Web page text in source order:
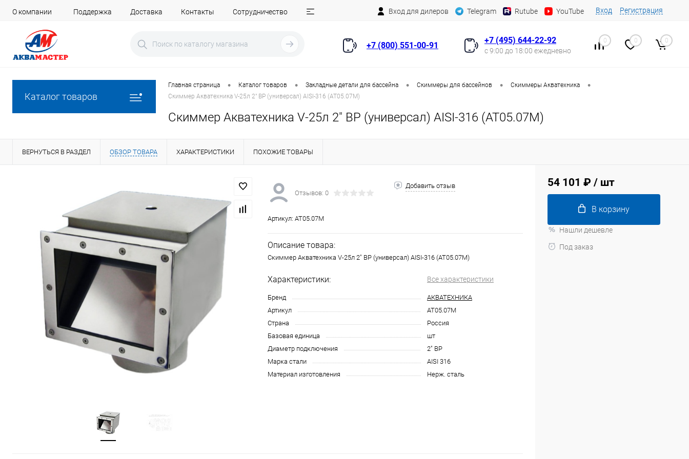
О компании Поддержка Доставка Контакты Сотрудничество Вход для дилеров Telegram Rutube YouTube Вход Регистрация
+7 (800) 551-00-91
+7 (495) 644-22-92
с 9:00 до 18:00 ежедневно
0 0 0
Каталог товаров
Главная страница • Каталог товаров • Закладные детали для бассейна • Скиммеры для бассейнов • Скиммеры Акватехника •
Скиммер Акватехника V-25л 2" ВР (универсал) AISI-316 (AT05.07M)
Скиммер Акватехника V-25л 2" ВР (универсал) AISI-316 (AT05.07M)
ВЕРНУТЬСЯ В РАЗДЕЛ ОБЗОР ТОВАРА ХАРАКТЕРИСТИКИ ПОХОЖИЕ ТОВАРЫ
Отзывов: 0
Добавить отзыв
Артикул: AT05.07M
Описание товара:
Скиммер Акватехника V-25л 2" ВР (универсал) AISI-316 (AT05.07M)
Характеристики: Все характеристики
Бренд
АКВАТЕХНИКА
Артикул
AT05.07M
Страна
Россия
Базовая единица
шт
Диаметр подключения
2" ВР
Марка стали
AISI 316
Материал изготовления
Нерж. сталь
54 101 ₽ / шт
В корзину
Нашли дешевле
Под заказ